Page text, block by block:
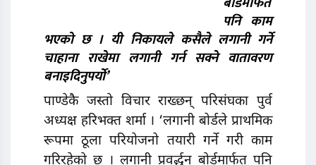
पनि काम
भएकाे छ । यी निकायले कसैले लगानी गर्ने
चाहाना राखेमा लगानी गर्न सक्ने वातावरण
बनाइदिनुपर्यो’
पाण्डेकै जस्तो विचार राख्छन् परिसंघका पुर्व
अध्यक्ष हरिभक्त शर्मा । ‘लगानी बाेर्डले प्राथमिक
रूपमा ठूला परियाेजनाे तयारी गर्ने गरी काम
गरिरहेको छ । लगानी प्रवर्द्धन बोर्डमार्फत पनि